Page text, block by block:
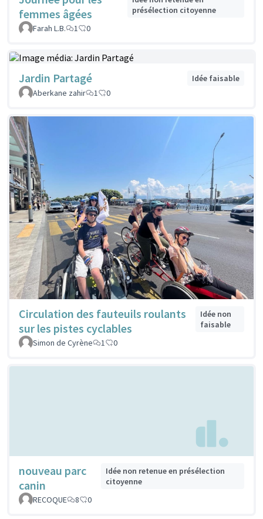
femmes âgées
présélection citoyenne
Farah L.B.
1 0
Jardin Partagé
Idée faisable
Aberkane zahir
1 0
Circulation des fauteuils roulants
sur les pistes cyclables
Idée non
faisable
Simon de Cyrène
1 0
nouveau parc
canin
Idée non retenue en présélection
citoyenne
RECOQUE
8 0